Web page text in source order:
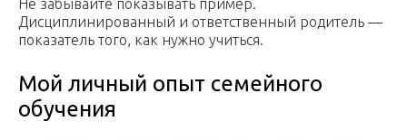
Не забывайте показывать пример.
Дисциплинированный и ответственный родитель —
показатель того, как нужно учиться.
Мой личный опыт семейного
обучения